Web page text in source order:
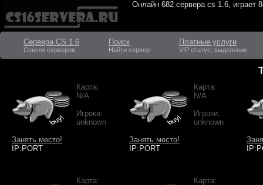
Онлайн 682 сервера cs 1.6, играет
Сервера CS 1.6
Список серверов
Поиск
Найти сервер
Платные услуги
VIP статус, выделение
Карта:
N/A
Игроки:
unknown
Занять место!
IP:PORT
Карта:
N/A
Игроки:
unknown
Занять место!
IP:PORT
Карта:
Карта: